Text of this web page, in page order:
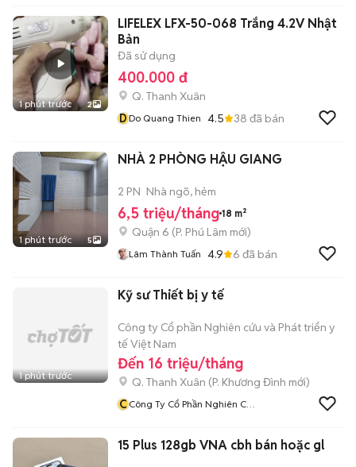
1 phút trước 2
LIFELEX LFX-50-068 Trắng 4.2V Nhật
Bản
Đã sử dụng
400.000 đ
Q. Thanh Xuân
DDo Quang Thien 4.5 38 đã bán
1 phút trước 5
NHÀ 2 PHÒNG HẬU GIANG
2 PN Nhà ngõ, hẻm
6,5 triệu/tháng 18 m²
Quận 6 (P. Phú Lâm mới)
Lâm Thành Tuấn 4.9 6 đã bán
1 phút trước
Kỹ sư Thiết bị y tế
Công ty Cổ phần Nghiên cứu và Phát triển y
tế Việt Nam
Đến 16 triệu/tháng
Q. Thanh Xuân (P. Khương Đình mới)
CCông Ty Cổ Phần Nghiên Cứu
15 Plus 128gb VNA cbh bán hoặc gl